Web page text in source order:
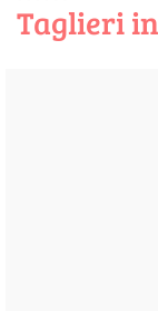
Taglieri